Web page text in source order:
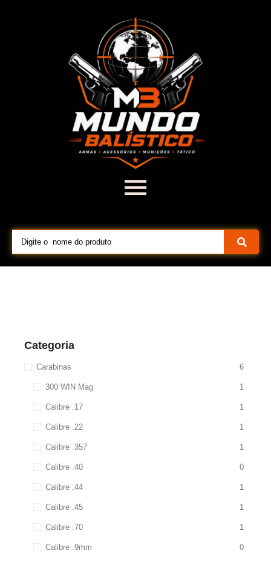
Categoria
Carabinas 6
300 WIN Mag 1
Calibre .17 1
Calibre .22 1
Calibre .357 1
Calibre .40 0
Calibre .44 1
Calibre .45 1
Calibre .70 1
Calibre .9mm 0